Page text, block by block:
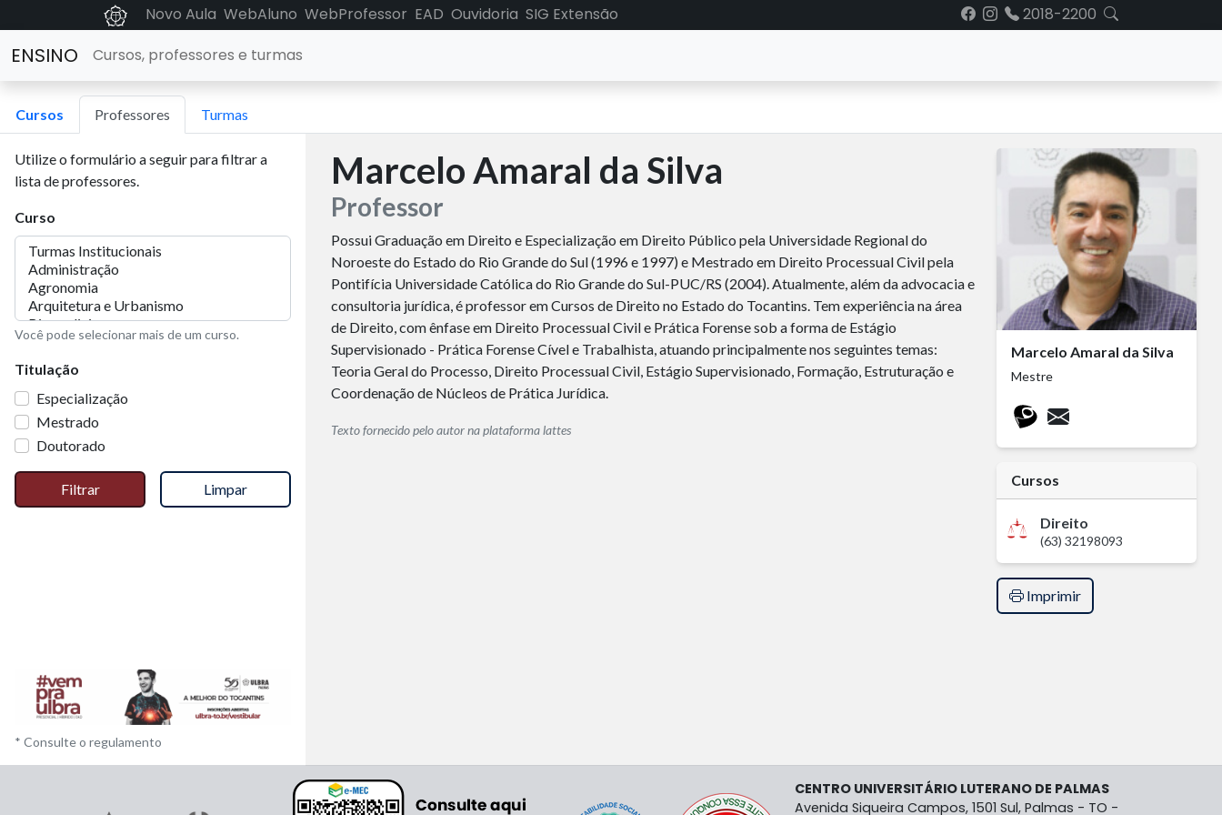
Novo Aula WebAluno WebProfessor EAD Ouvidoria SIG Extensão 2018-2200
ENSINO Cursos, professores e turmas
Cursos Professores Turmas
Utilize o formulário a seguir para filtrar a
lista de professores.
Curso
Você pode selecionar mais de um curso.
Titulação
Especialização
Mestrado
Doutorado
Filtrar Limpar
* Consulte o regulamento
Marcelo Amaral da Silva
Professor
Possui Graduação em Direito e Especialização em Direito Público pela Universidade Regional do
Noroeste do Estado do Rio Grande do Sul (1996 e 1997) e Mestrado em Direito Processual Civil pela
Pontifícia Universidade Católica do Rio Grande do Sul-PUC/RS (2004). Atualmente, além da advocacia e
consultoria jurídica, é professor em Cursos de Direito no Estado do Tocantins. Tem experiência na área
de Direito, com ênfase em Direito Processual Civil e Prática Forense sob a forma de Estágio
Supervisionado - Prática Forense Cível e Trabalhista, atuando principalmente nos seguintes temas:
Teoria Geral do Processo, Direito Processual Civil, Estágio Supervisionado, Formação, Estruturação e
Coordenação de Núcleos de Prática Jurídica.
Texto fornecido pelo autor na plataforma lattes
Marcelo Amaral da Silva
Mestre
Cursos
Direito
(63) 32198093
Imprimir
CENTRO UNIVERSITÁRIO LUTERANO DE PALMAS
Avenida Siqueira Campos, 1501 Sul, Palmas - TO -